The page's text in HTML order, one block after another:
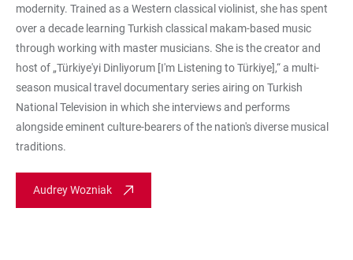
modernity. Trained as a Western classical violinist, she has spent
over a decade learning Turkish classical makam-based music
through working with master musicians. She is the creator and
host of „Türkiye'yi Dinliyorum [I'm Listening to Türkiye],“ a multi-
season musical travel documentary series airing on Turkish
National Television in which she interviews and performs
alongside eminent culture-bearers of the nation's diverse musical
traditions.
Audrey Wozniak